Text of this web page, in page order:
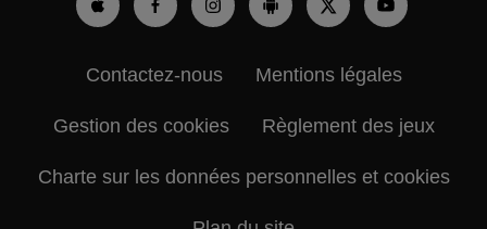
Contactez-nous Mentions légales
Gestion des cookies Règlement des jeux
Charte sur les données personnelles et cookies